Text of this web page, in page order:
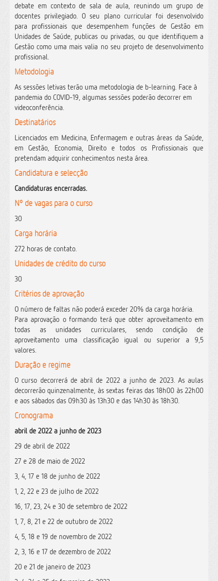
debate em contexto de sala de aula, reunindo um grupo de
docentes privilegiado. O seu plano curricular foi desenvolvido
para profissionais que desempenhem funções de Gestão em
Unidades de Saúde, publicas ou privadas, ou que identifiquem a
Gestão como uma mais valia no seu projeto de desenvolvimento
profissional.
Metodologia
As sessões letivas terão uma metodologia de b-learning. Face à
pandemia do COVID-19, algumas sessões poderão decorrer em
videoconferência.
Destinatários
Licenciados em Medicina, Enfermagem e outras áreas da Saúde,
em Gestão, Economia, Direito e todos os Profissionais que
pretendam adquirir conhecimentos nesta área.
Candidatura e selecção
Candidaturas encerradas.
Nº de vagas para o curso
30
Carga horária
272 horas de contato.
Unidades de crédito do curso
30
Critérios de aprovação
O número de faltas não poderá exceder 20% da carga horária.
Para aprovação o formando terá que obter aproveitamento em
todas as unidades curriculares, sendo condição de
aproveitamento uma classificação igual ou superior a 9,5
valores.
Duração e regime
O curso decorrerá de abril de 2022 a junho de 2023. As aulas
decorrerão quinzenalmente, às sextas feiras das 18h00 às 22h00
e aos sábados das 09h30 às 13h30 e das 14h30 às 18h30.
Cronograma
abril de 2022 a junho de 2023
29 de abril de 2022
27 e 28 de maio de 2022
3, 4, 17 e 18 de junho de 2022
1, 2, 22 e 23 de julho de 2022
16, 17, 23, 24 e 30 de setembro de 2022
1, 7, 8, 21 e 22 de outubro de 2022
4, 5, 18 e 19 de novembro de 2022
2, 3, 16 e 17 de dezembro de 2022
20 e 21 de janeiro de 2023